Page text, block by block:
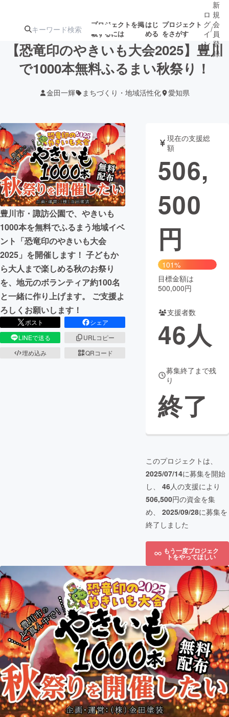
プロジェクトを掲
載するには
はじ
める
プロジェクト
をさがす
注目のリ
ターン
ジェクト
募集終了が近いプ
ロジェクト
されます
アート・写真 音楽
テクノロジー・ガジェット ゲーム・サ
映像・映画
ビジネス・起業
まちづくり・地域活性化
CAMPFIRE for Social Good
CAMPFIRE Creation
CAMPFIREふるさと納税 machi-ya コミュニティ
ロ
グ
イ
ン
/
新
規
会
員
登
録
【恐竜印のやきいも大会2025】豊川
で1000本無料ふるまい秋祭り！
金田一輝 まちづくり・地域活性化 愛知県
豊川市・諏訪公園で、やきいも
1000本を無料でふるまう地域イベ
ント「恐竜印のやきいも大会
2025」を開催します！ 子どもか
ら大人まで楽しめる秋のお祭り
を、地元のボランティア約100名
と一緒に作り上げます。 ご支援よ
ろしくお願いします！
ポスト
シェア
LINEで送る
URLコピー
埋め込み
QRコード
現在の支援総
額
506,
500
円
101%
目標金額は
500,000円
支援者数
46人
募集終了まで残
り
終了
このプロジェクトは、
2025/07/14に募集を開始
し、 46人の支援により
506,500円の資金を集
め、 2025/09/28に募集を
終了しました
もう一度プロジェク
トをやってほしい